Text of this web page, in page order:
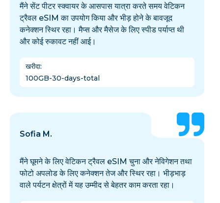
मैंने सेंट पीटर स्क्वायर के आसपास यात्रा करते समय वेटिकन
ट्रैवल eSIM का उपयोग किया और भीड़ होने के बावजूद
कनेक्शन स्थिर रहा। मैप्स और मैसेज के लिए स्पीड पर्याप्त थी
और कोई रुकावट नहीं आई।
खरीदा:
100GB-30-days-total
Sofia M.
मैंने घूमने के लिए वेटिकन ट्रैवल eSIM चुना और नेविगेशन तथा
फोटो अपलोड के लिए कनेक्शन तेज और स्थिर रहा। भीड़भाड़
वाले पर्यटन क्षेत्रों में यह उम्मीद से बेहतर काम करता रहा।